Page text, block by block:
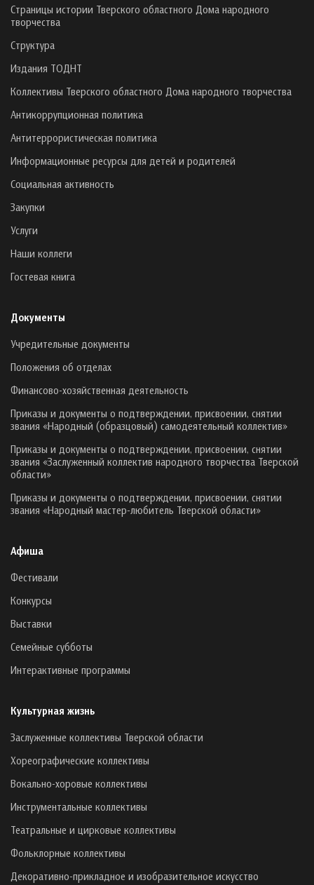
Страницы истории Тверского областного Дома народного
творчества
Структура
Издания ТОДНТ
Коллективы Тверского областного Дома народного творчества
Антикоррупционная политика
Антитеррористическая политика
Информационные ресурсы для детей и родителей
Социальная активность
Закупки
Услуги
Наши коллеги
Гостевая книга
Документы
Учредительные документы
Положения об отделах
Финансово-хозяйственная деятельность
Приказы и документы о подтверждении, присвоении, снятии
звания «Народный (образцовый) самодеятельный коллектив»
Приказы и документы о подтверждении, присвоении, снятии
звания «Заслуженный коллектив народного творчества Тверской
области»
Приказы и документы о подтверждении, присвоении, снятии
звания «Народный мастер-любитель Тверской области»
Афиша
Фестивали
Конкурсы
Выставки
Семейные субботы
Интерактивные программы
Культурная жизнь
Заслуженные коллективы Тверской области
Хореографические коллективы
Вокально-хоровые коллективы
Инструментальные коллективы
Театральные и цирковые коллективы
Фольклорные коллективы
Декоративно-прикладное и изобразительное искусство